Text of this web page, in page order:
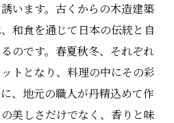
います。古くからの木造建築
和食を通じて日本の伝統と自
のです。春夏秋冬、それぞれ
トとなり、料理の中にその彩
、地元の職人が丹精込めて作
美しさだけでなく、香りと味